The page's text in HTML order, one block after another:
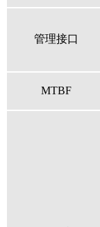
管理接口
MTBF